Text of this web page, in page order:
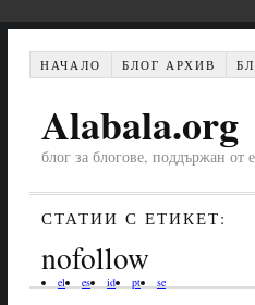
НАЧАЛО БЛОГ АРХИВ
Alabala.org
блог за блогове, поддържан от
СТАТИИ С ЕТИКЕТ:
nofollow
el es id pt se